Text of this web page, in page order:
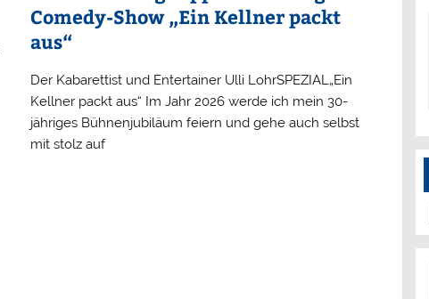
Comedy-Show „Ein Kellner packt
aus“
Der Kabarettist und Entertainer Ulli LohrSPEZIAL„Ein
Kellner packt aus“ Im Jahr 2026 werde ich mein 30-
jähriges Bühnenjubiläum feiern und gehe auch selbst
mit stolz auf